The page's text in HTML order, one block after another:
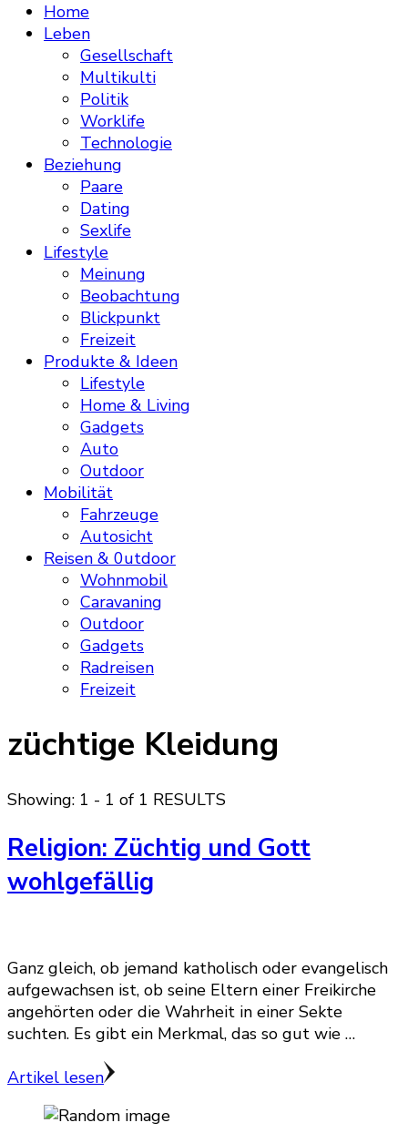
Home
Leben
Gesellschaft
Multikulti
Politik
Worklife
Technologie
Beziehung
Paare
Dating
Sexlife
Lifestyle
Meinung
Beobachtung
Blickpunkt
Freizeit
Produkte & Ideen
Lifestyle
Home & Living
Gadgets
Auto
Outdoor
Mobilität
Fahrzeuge
Autosicht
Reisen & 0utdoor
Wohnmobil
Caravaning
Outdoor
Gadgets
Radreisen
Freizeit
züchtige Kleidung
Showing: 1 - 1 of 1 RESULTS
Religion: Züchtig und Gott
wohlgefällig
Ganz gleich, ob jemand katholisch oder evangelisch
aufgewachsen ist, ob seine Eltern einer Freikirche
angehörten oder die Wahrheit in einer Sekte
suchten. Es gibt ein Merkmal, das so gut wie …
Artikel lesen